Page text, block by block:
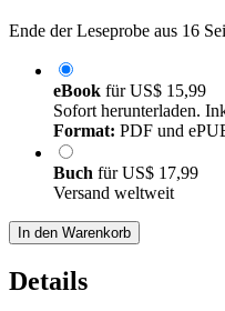
Ende der Leseprobe aus 16
eBook fürUS$ 15,99
Sofort herunterladen.
Format: PDF und
Buch fürUS$ 17,99
Versand weltweit
In den Warenkorb
Details